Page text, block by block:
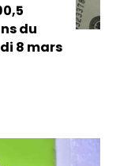
du
8 mars